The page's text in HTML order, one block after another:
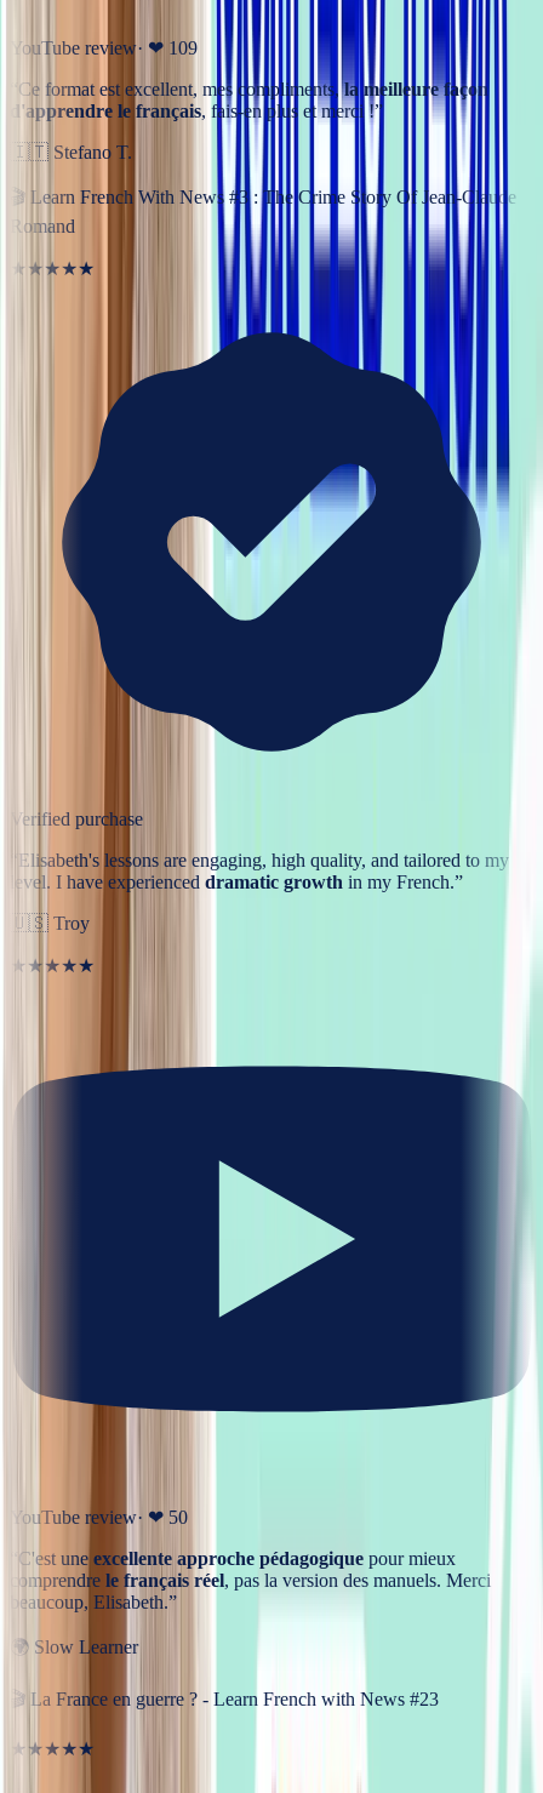
YouTube review· ❤ 109
Ce format est excellent, mes compliments,la meilleure façon
d'apprendre le français, fais-en plus et merci !”
🇮🇹 Stefano T.
🎬 Learn French With News #3 : The Crime Story Of Jean-Claude
Romand
★★★★★
Verified purchase
Elisabeth's lessons are engaging, high quality, and tailored to my
level. I have experienced dramatic growth in my French.”
🇺🇸 Troy
★★★★★
YouTube review· ❤ 50
C'est une excellente approche pédagogique pour mieux
comprendre le français réel, pas la version des manuels. Merci
beaucoup, Elisabeth.”
🌍 Slow Learner
🎬 La France en guerre ? - Learn French with News #23
★★★★★